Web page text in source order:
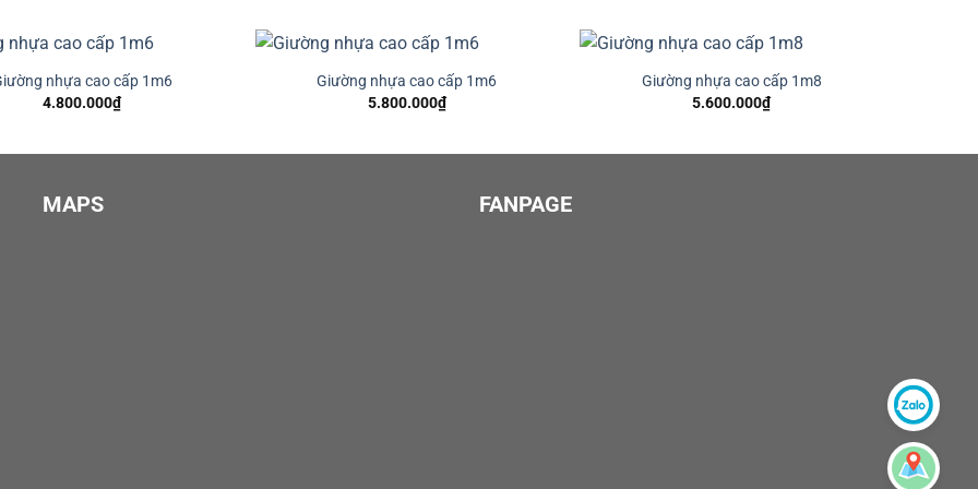
nhựa cao cấp 1m6
4.800.000₫
Giường nhựa cao cấp 1m6
5.800.000₫
Giường nhựa cao cấp 1m8
5.600.000₫
MAPS FANPAGE